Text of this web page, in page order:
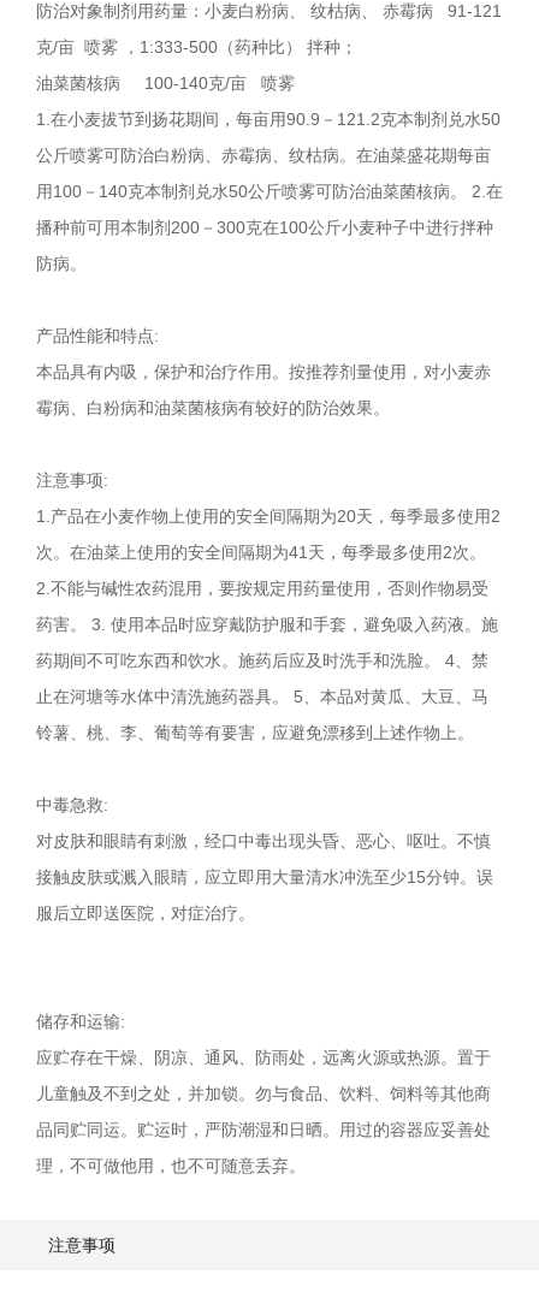
防治对象制剂用药量：小麦白粉病、 纹枯病、 赤霉病 91-121
克/亩 喷雾 ，1:333-500（药种比） 拌种；
油菜菌核病 100-140克/亩 喷雾
1.在小麦拔节到扬花期间，每亩用90.9－121.2克本制剂兑水50
公斤喷雾可防治白粉病、赤霉病、纹枯病。在油菜盛花期每亩
用100－140克本制剂兑水50公斤喷雾可防治油菜菌核病。 2.在
播种前可用本制剂200－300克在100公斤小麦种子中进行拌种
防病。
产品性能和特点:
本品具有内吸，保护和治疗作用。按推荐剂量使用，对小麦赤
霉病、白粉病和油菜菌核病有较好的防治效果。
注意事项:
1.产品在小麦作物上使用的安全间隔期为20天，每季最多使用2
次。在油菜上使用的安全间隔期为41天，每季最多使用2次。
2.不能与碱性农药混用，要按规定用药量使用，否则作物易受
药害。 3. 使用本品时应穿戴防护服和手套，避免吸入药液。施
药期间不可吃东西和饮水。施药后应及时洗手和洗脸。 4、禁
止在河塘等水体中清洗施药器具。 5、本品对黄瓜、大豆、马
铃薯、桃、李、葡萄等有要害，应避免漂移到上述作物上。
中毒急救:
对皮肤和眼睛有刺激，经口中毒出现头昏、恶心、呕吐。不慎
接触皮肤或溅入眼睛，应立即用大量清水冲洗至少15分钟。误
服后立即送医院，对症治疗。
储存和运输:
应贮存在干燥、阴凉、通风、防雨处，远离火源或热源。置于
儿童触及不到之处，并加锁。勿与食品、饮料、饲料等其他商
品同贮同运。贮运时，严防潮湿和日晒。用过的容器应妥善处
理，不可做他用，也不可随意丢弃。
注意事项